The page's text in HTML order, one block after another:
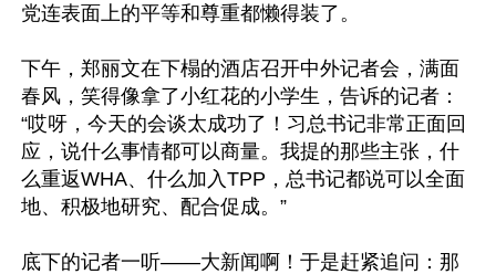
党连表面上的平等和尊重都懒得装了。
下午，郑丽文在下榻的酒店召开中外记者会，满面
春风，笑得像拿了小红花的小学生，告诉的记者：
“哎呀，今天的会谈太成功了！习总书记非常正面回
应，说什么事情都可以商量。我提的那些主张，什
么重返WHA、什么加入TPP，总书记都说可以全面
地、积极地研究、配合促成。”
底下的记者一听——大新闻啊！于是赶紧追问：那